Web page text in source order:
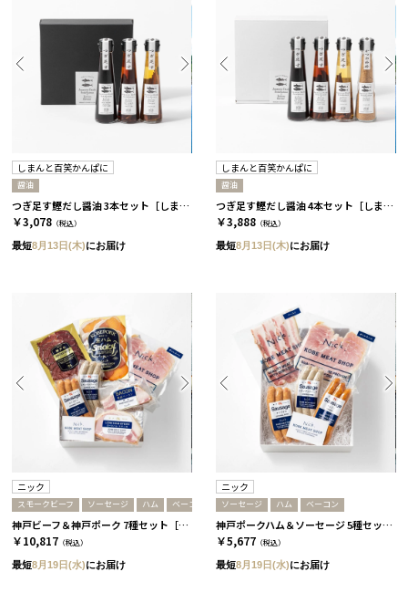
しまんと百笑かんぱに
醤油
つぎ足す鰹だし醤油 3本セット［しまんと百笑かんぱに］
￥3,078 （税込）
最短8月13日(木)にお届け
しまんと百笑かんぱに
醤油
つぎ足す鰹だし醤油 4本セット［しまんと百笑かんぱに］
￥3,888 （税込）
最短8月13日(木)にお届け
ニック
スモークビーフ ソーセージ ハム ベーコン
神戸ビーフ＆神戸ポーク 7種セット［ニック］
￥10,817 （税込）
最短8月19日(水)にお届け
ニック
ソーセージ ハム ベーコン
神戸ポークハム＆ソーセージ 5種セット［ニック］
￥5,677 （税込）
最短8月19日(水)にお届け